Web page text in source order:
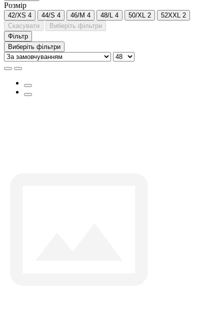
Розмір
42/XS 4 44/S 4 46/M 4 48/L 4 50/XL 2 52XXL
2
Скасувати
Виберіть фільтри
Фільтр
Виберіть фільтри